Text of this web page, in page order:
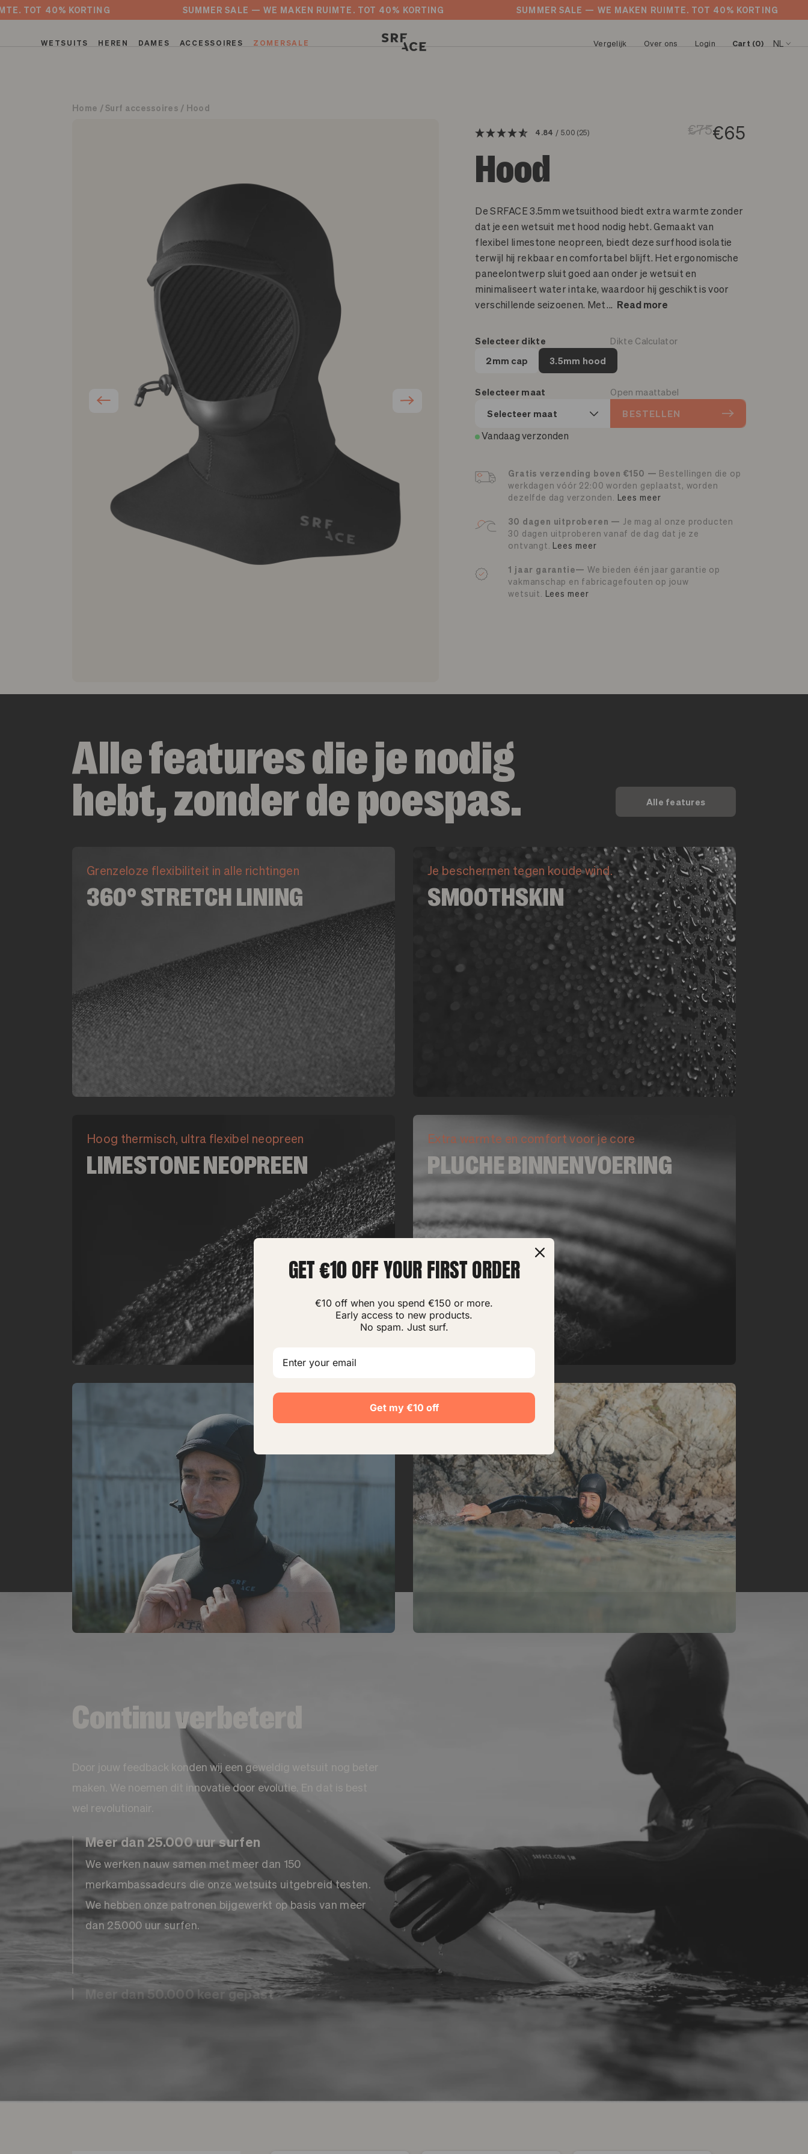
Skip
to
RUIMTE. TOT 40% KORTING SUMMER SALE — WE MAKEN RUIMTE. TOT 40% KORTING SUMMER SALE — WE MAKEN RUIMTE. TOT 40%
WETSUITS HEREN DAMES ACCESSOIRES ZOMERSALE Vergelijk Over ons Login Cart (0) NL
Nederlands
Spaans
18 - 35 ºC
14 - 20
ºC
10 - 18 ºC
4 / 3 Hooded 8 - 16 ºC
5 - 13 ºC
5 / 4 Hooded 4 - 10 ºC
6 / 5 Hooded
Ons advies
Terug naar product
Home /Surf accessoires / Hood
Hood
(25)
4.84 / 5.00 €75€65
De SRFACE 3.5mm wetsuithood biedt extra warmte zonder
dat je een wetsuit met hood nodig hebt. Gemaakt van
flexibel limestone neopreen, biedt deze surfhood isolatie
terwijl hij rekbaar en comfortabel blijft. Het ergonomische
paneelontwerp sluit goed aan onder je wetsuit en
minimaliseert water intake, waardoor hij geschikt is voor
verschillende seizoenen. Met... Read more
Selecteer dikte
Dikte Calculator
2mm cap
3.5mm hood
Selecteer maat
Open maattabel
Selecteer maat
BESTELLEN
Vandaag verzonden
Gratis verzending boven €150 — Bestellingen die op
werkdagen vóór 22:00 worden geplaatst, worden
dezelfde dag verzonden. Lees meer
30 dagen uitproberen — Je mag al onze producten
30 dagen uitproberen vanaf de dag dat je ze
ontvangt.Lees meer
1 jaar garantie— We bieden één jaar garantie op
vakmanschap en fabricagefouten op jouw
wetsuit. Lees meer
Alle features die je nodig
hebt, zonder de poespas. Alle features
Grenzeloze flexibiliteit in alle richtingen
360° STRETCH LINING
Je beschermen tegen koude wind.
SMOOTHSKIN
Hoog thermisch, ultra flexibel neopreen
LIMESTONE NEOPREEN
Extra warmte en comfort voor je core
PLUCHE BINNENVOERING
Continu verbeterd
Door jouw feedback konden wij een geweldig wetsuit nog beter
maken. We noemen dit innovatie door evolutie. En dat is best
wel revolutionair.
Meer dan 25.000 uur surfen
We werken nauw samen met meer dan 150
merkambassadeurs die onze wetsuits uitgebreid testen.
We hebben onze patronen bijgewerkt op basis van meer
dan 25.000 uur surfen.
Meer dan 50.000 keer gepast
GET €10 OFF YOUR FIRST ORDER
€10 off when you spend €150 or more.
Early access to new products.
No spam. Just surf.
Get my €10 off